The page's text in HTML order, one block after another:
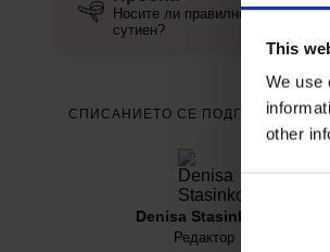
This
We use
other
Носите ли правилния размер
сутиен?
СПИСАНИЕТО СЕ ПОДГОТВЯ ЗА
Denisa Stasinková
Редактор